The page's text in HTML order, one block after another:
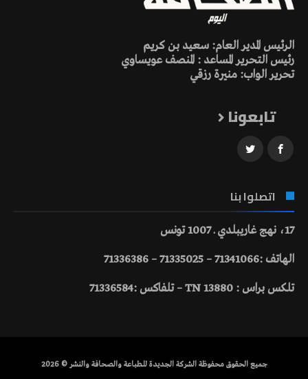
الرئيس المدير العام: سعيد بن كريم
رئيس التحرير المساعد : المنصف عويساوي
تحرير الواب: منيرة رزقي
تابعونا
اتصلوا بنا
17، نهج غاريبلدي ـ 1007 تونس
الهاتف :71341066 – 71335025 – 71336386
تلكس براس : 13880 TN – تلفاكس :71336584
جميع الحقوق محفوظة الشركة الجديدة للطباعة والصحافة والنشر © 2026